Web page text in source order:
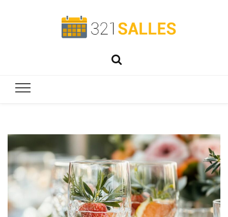
321salles
Préparez parfaitement vos événements !